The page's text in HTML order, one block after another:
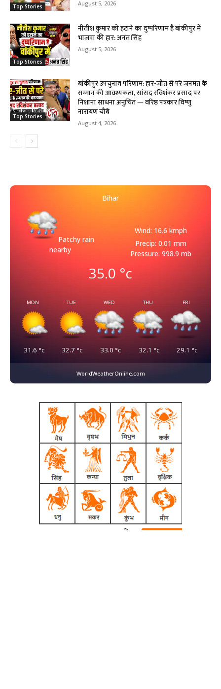
Top Stories August 5, 2026
Top Stories
नीतीश कुमार को हटाने का दुष्परिणाम है बांकीपुर में
भाजपा की हार: अनंत सिंह
August 5, 2026
Top Stories
बांकीपुर उपचुनाव परिणाम: हार-जीत से परे जनमत के
सम्मान की आवश्यकता, सांसद रविशंकर प्रसाद पर
निशाना साधना अनुचित — वरिष्ठ पत्रकार विष्णु
नारायण चौबे
August 4, 2026
Bihar
Patchy rain
nearby
Wind: 16.6 kmph
Precip: 0.01 mm
Pressure: 998.9 mb
35.0 °c
MON
31.6 °c
TUE
32.7 °c
WED
33.0 °c
THU
32.1 °c
FRI
29.1 °c
WorldWeatherOnline.com